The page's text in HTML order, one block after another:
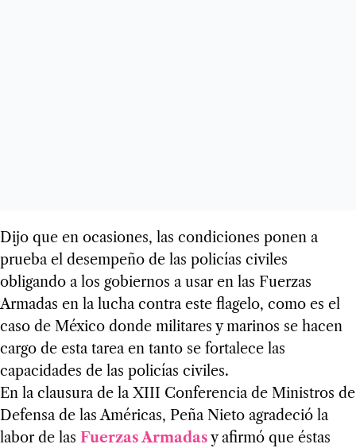
Dijo que en ocasiones, las condiciones ponen a
prueba el desempeño de las policías civiles
obligando a los gobiernos a usar en las Fuerzas
Armadas en la lucha contra este flagelo, como es el
caso de México donde militares y marinos se hacen
cargo de esta tarea en tanto se fortalece las
capacidades de las policías civiles.
En la clausura de la XIII Conferencia de Ministros de
Defensa de las Américas, Peña Nieto agradeció la
labor de las Fuerzas Armadasy afirmó que éstas